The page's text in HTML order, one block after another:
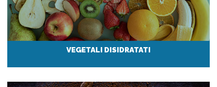
VEGETALI DISIDRATATI